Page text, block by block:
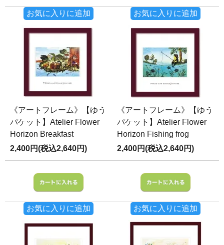
お気に入りに追加 お気に入りに追加
《アートフレーム》【ゆう
パケット】Atelier Flower
Horizon Breakfast
2,400円(税込2,640円)
お気に入りに追加
《アートフレーム》【ゆう
パケット】Atelier Flower
Horizon Fishing frog
2,400円(税込2,640円)
お気に入りに追加